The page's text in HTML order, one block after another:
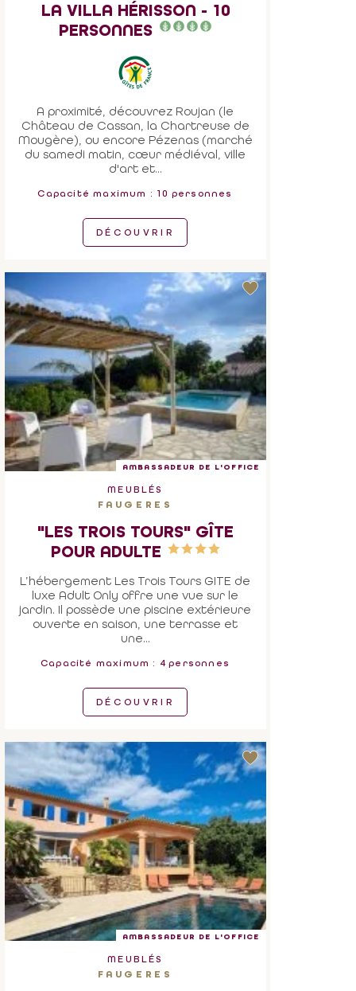
LA VILLA HÉRISSON - 10
PERSONNES
A proximité, découvrez Roujan (le
Château de Cassan, la Chartreuse de
Mougère), ou encore Pézenas (marché
du samedi matin, cœur médiéval, ville
d'art et...
Capacité maximum : 10 personnes
DÉCOUVRIR
AMBASSADEUR DE L'OFFICE
MEUBLÉS
FAUGERES
"LES TROIS TOURS" GÎTE
POUR ADULTE
L’hébergement Les Trois Tours GITE de
luxe Adult Only offre une vue sur le
jardin. Il possède une piscine extérieure
ouverte en saison, une terrasse et
une...
Capacité maximum : 4 personnes
DÉCOUVRIR
AMBASSADEUR DE L'OFFICE
MEUBLÉS
FAUGERES